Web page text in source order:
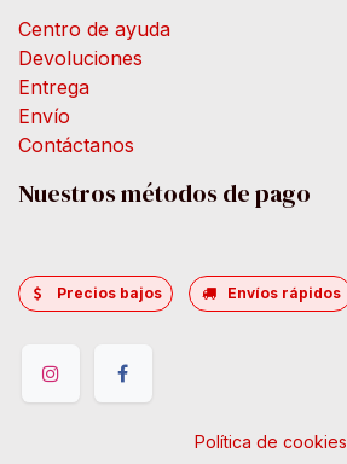
Centro de ayuda
Devoluciones
Entrega
Envío
Contáctanos
Nuestros métodos de pago
Precios bajos Envíos rápidos
Política de cookies